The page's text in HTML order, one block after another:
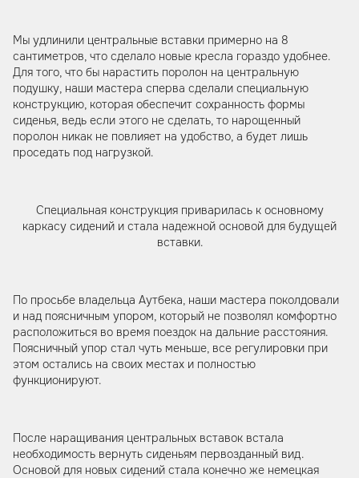
Мы удлинили центральные вставки примерно на 8
сантиметров, что сделало новые кресла гораздо удобнее.
Для того, что бы нарастить поролон на центральную
подушку, наши мастера сперва сделали специальную
конструкцию, которая обеспечит сохранность формы
сиденья, ведь если этого не сделать, то нарощенный
поролон никак не повлияет на удобство, а будет лишь
проседать под нагрузкой.
Специальная конструкция приварилась к основному
каркасу сидений и стала надежной основой для будущей
вставки.
По просьбе владельца Аутбека, наши мастера поколдовали
и над поясничным упором, который не позволял комфортно
расположиться во время поездок на дальние расстояния.
Поясничный упор стал чуть меньше, все регулировки при
этом остались на своих местах и полностью
функционируют.
После наращивания центральных вставок встала
необходимость вернуть сиденьям первозданный вид.
Основой для новых сидений стала конечно же немецкая